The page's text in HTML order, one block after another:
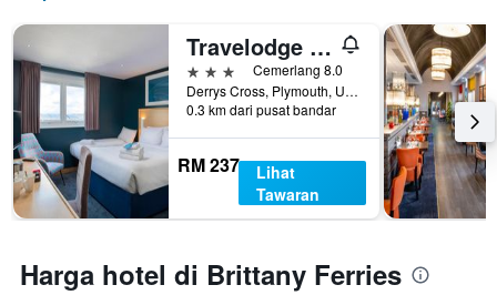
Travelodge Plymouth
3 bintangCemerlang 8.0
Derrys Cross, Plymouth, United Kingdom
0.3 km dari pusat bandar
RM 237
Lihat
Tawaran
Harga hotel di Brittany Ferries